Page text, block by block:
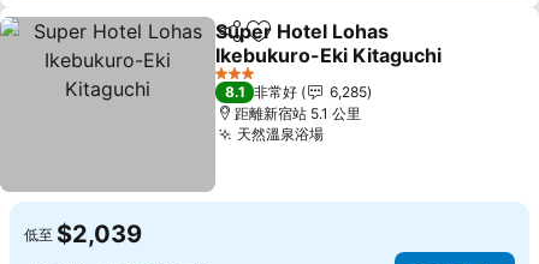
分享 加入我的最愛
Super Hotel Lohas
Ikebukuro-Eki Kitaguchi
查看價格
3 星級
8.1 非常好
6,285
距離新宿站 5.1 公里
天然溫泉浴場查看價格
低至 $2,039